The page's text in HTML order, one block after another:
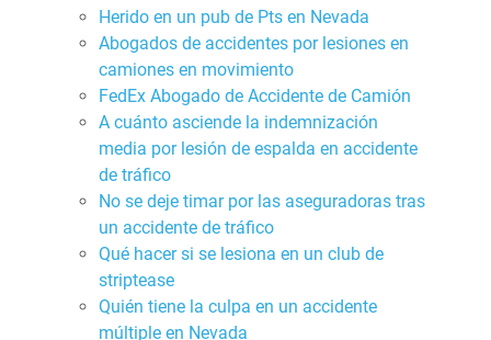
Herido en un pub de Pts en Nevada
Abogados de accidentes por lesiones en
camiones en movimiento
FedEx Abogado de Accidente de Camión
A cuánto asciende la indemnización
media por lesión de espalda en accidente
de tráfico
No se deje timar por las aseguradoras tras
un accidente de tráfico
Qué hacer si se lesiona en un club de
striptease
Quién tiene la culpa en un accidente
múltiple en Nevada